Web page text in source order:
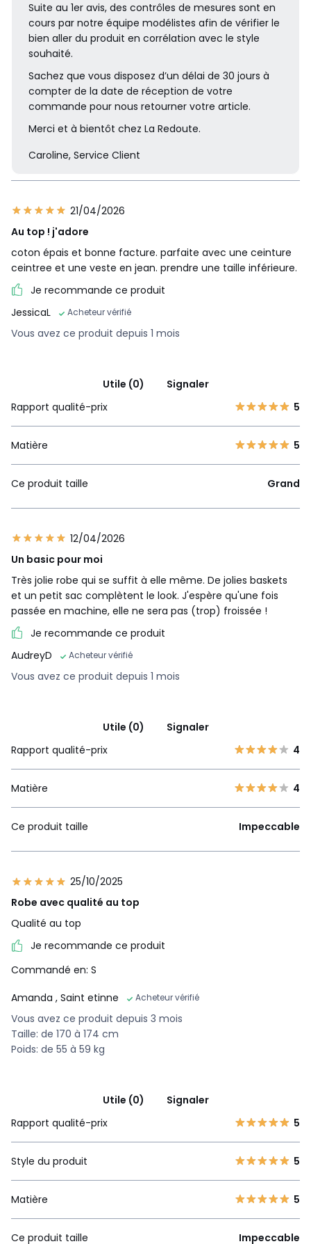
Suite au 1er avis, des contrôles de mesures sont en
cours par notre équipe modélistes afin de vérifier le
bien aller du produit en corrélation avec le style
souhaité.
Sachez que vous disposez d’un délai de 30 jours à
compter de la date de réception de votre
commande pour nous retourner votre article.
Merci et à bientôt chez La Redoute.
Caroline, Service Client
21/04/2026
Au top ! j'adore
coton épais et bonne facture. parfaite avec une ceinture
ceintree et une veste en jean. prendre une taille inférieure.
Je recommande ce produit
JessicaL
Acheteur vérifié
Vous avez ce produit depuis 1 mois
Utile (0)
Signaler
Rapport qualité-prix
5
Matière 5
Ce produit taille Grand
12/04/2026
Un basic pour moi
Très jolie robe qui se suffit à elle même. De jolies baskets
et un petit sac complètent le look. J'espère qu'une fois
passée en machine, elle ne sera pas (trop) froissée !
Je recommande ce produit
AudreyD
Acheteur vérifié
Vous avez ce produit depuis 1 mois
Utile (0)
Signaler
Rapport qualité-prix
4
Matière 4
Ce produit taille Impeccable
25/10/2025
Robe avec qualité au top
Qualité au top
Je recommande ce produit
Commandé en: S
Amanda , Saint etinne Acheteur vérifié
Vous avez ce produit depuis 3 mois
Taille: de 170 à 174 cm
Poids: de 55 à 59 kg
Utile (0)
Signaler
Rapport qualité-prix
5
Style du produit 5
Matière 5
Ce produit taille Impeccable